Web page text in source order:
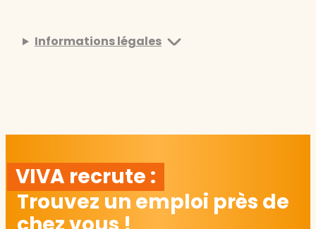
Informations légales
VIVA recrute :
Trouvez un emploi près de